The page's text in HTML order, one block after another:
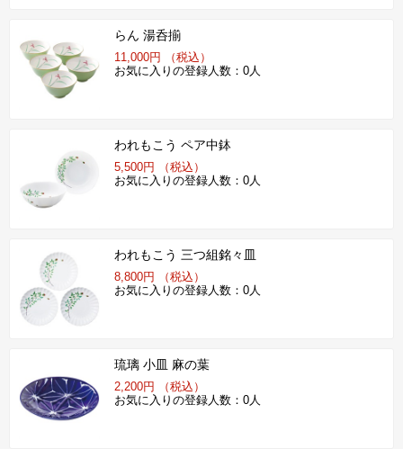
らん 湯呑揃
11,000円 （税込）
お気に入りの登録人数：0人
われもこう ペア中鉢
5,500円 （税込）
お気に入りの登録人数：0人
われもこう 三つ組銘々皿
8,800円 （税込）
お気に入りの登録人数：0人
琉璃 小皿 麻の葉
2,200円 （税込）
お気に入りの登録人数：0人